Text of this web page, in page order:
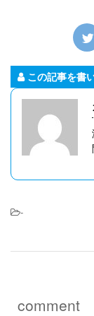
この記事を書
-
comment